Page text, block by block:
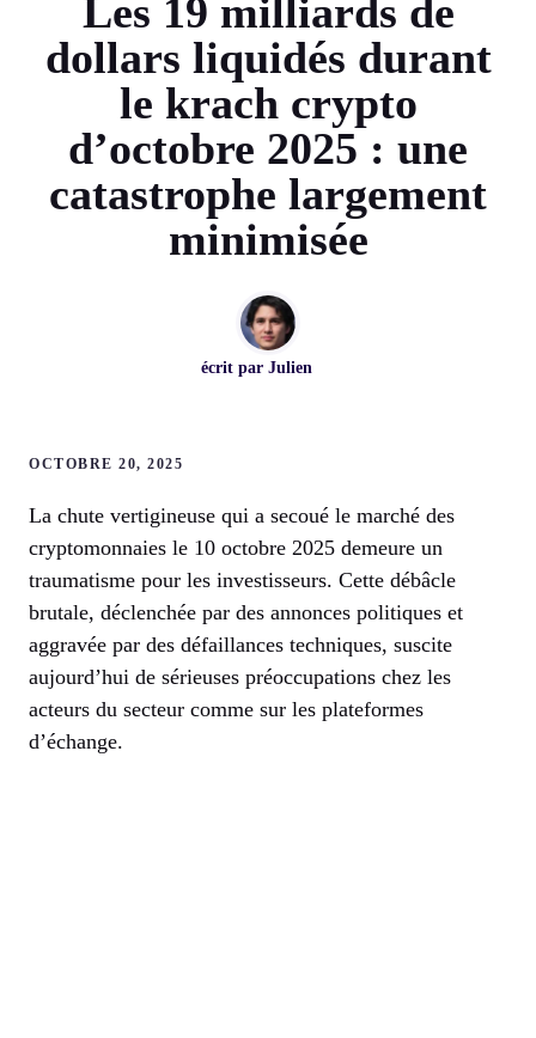
Les 19 milliards de
dollars liquidés durant
le krach crypto
d’octobre 2025 : une
catastrophe largement
minimisée
écrit par Julien
OCTOBRE 20, 2025
La chute vertigineuse qui a secoué le marché des
cryptomonnaies le 10 octobre 2025 demeure un
traumatisme pour les investisseurs. Cette débâcle
brutale, déclenchée par des annonces politiques et
aggravée par des défaillances techniques, suscite
aujourd’hui de sérieuses préoccupations chez les
acteurs du secteur comme sur les plateformes
d’échange.